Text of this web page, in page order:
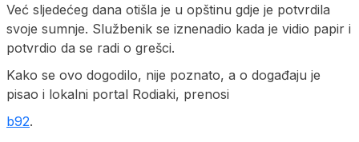
Već sljedećeg dana otišla je u opštinu gdje je potvrdila
svoje sumnje. Službenik se iznenadio kada je vidio papir i
potvrdio da se radi o grešci.
Kako se ovo dogodilo, nije poznato, a o događaju je
pisao i lokalni portal Rodiaki, prenosi
b92.